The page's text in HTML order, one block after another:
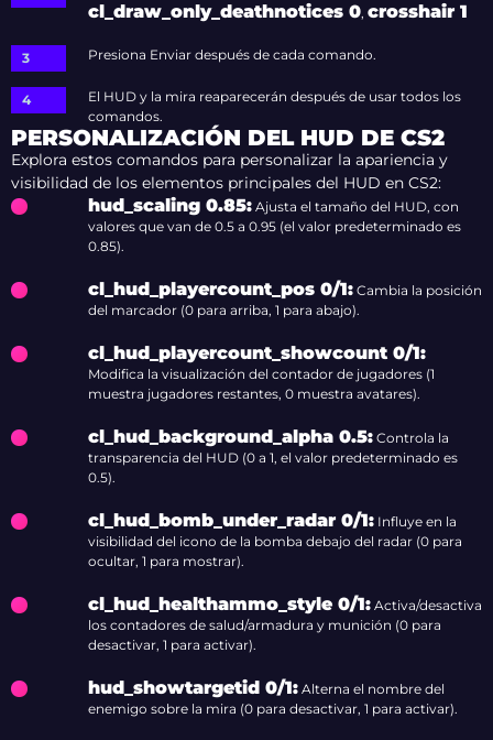
cl_draw_only_deathnotices 0, crosshair 1
Presiona Enviar después de cada comando.
El HUD y la mira reaparecerán después de usar todos los
comandos.
PERSONALIZACIÓN DEL HUD DE CS2
Explora estos comandos para personalizar la apariencia y
visibilidad de los elementos principales del HUD en CS2:
hud_scaling 0.85: Ajusta el tamaño del HUD, con
valores que van de 0.5 a 0.95 (el valor predeterminado es
0.85).
cl_hud_playercount_pos 0/1: Cambia la posición
del marcador (0 para arriba, 1 para abajo).
cl_hud_playercount_showcount 0/1:
Modifica la visualización del contador de jugadores (1
muestra jugadores restantes, 0 muestra avatares).
cl_hud_background_alpha 0.5: Controla la
transparencia del HUD (0 a 1, el valor predeterminado es
0.5).
cl_hud_bomb_under_radar 0/1: Influye en la
visibilidad del icono de la bomba debajo del radar (0 para
ocultar, 1 para mostrar).
cl_hud_healthammo_style 0/1: Activa/desactiva
los contadores de salud/armadura y munición (0 para
desactivar, 1 para activar).
hud_showtargetid 0/1: Alterna el nombre del
enemigo sobre la mira (0 para desactivar, 1 para activar).